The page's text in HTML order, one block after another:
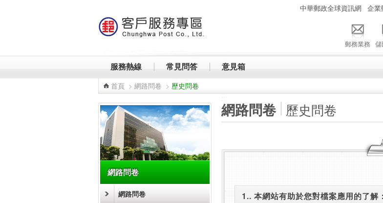
中華郵政全球資訊網 企業
郵務業務 儲
服務熱線 常見問答 意見箱
首頁 > 網路問卷 > 歷史問卷
網路問卷
網路問卷
網路問卷 歷史問卷
1.. 本網站有助於您對檔案應用的了解：